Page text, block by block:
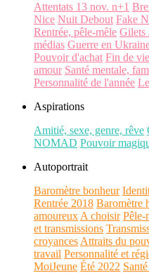
Attentats 13 nov. n+1
Nice Nuit Debout Fake
Rentrée, pêle-mêle Gilets
médias Guerre en
Pouvoir d'achat Fin de vie
amour Santé mentale,
Personnalité de l'année
Aspirations
Amitié, sexe, genre, rêve
NOMAD Pouvoir
Autoportrait
Baromètre bonheur
Rentrée 2018 Baromètre
amoureux A choisir Pêle-
et transmissions
croyances Attraits du
travail Personnalité et
MoiJeune Été 2022